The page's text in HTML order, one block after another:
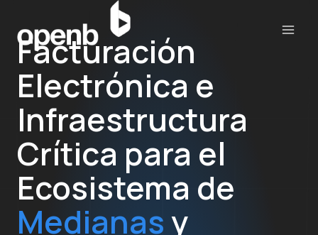
contenido
Facturación
Electrónica e
Infraestructura
Crítica para el
Ecosistema de
Medianasy